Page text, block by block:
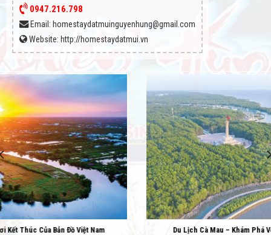
0947.216.798
Email: homestaydatmuinguyenhung@gmail.com
Website: http://homestaydatmui.vn
Du Lịch Cà Mau – Khám Phá Vẻ Đẹp Miền Đất Cực Nam Tổ Quốc